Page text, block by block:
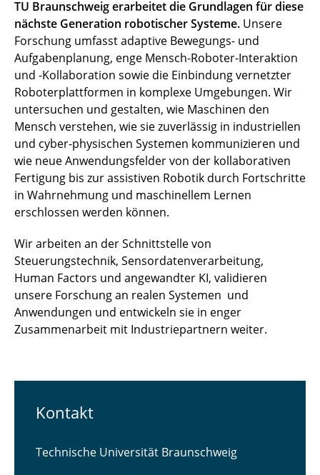
TU Braunschweig erarbeitet die Grundlagen für diese
nächste Generation robotischer Systeme. Unsere
Forschung umfasst adaptive Bewegungs- und
Aufgabenplanung, enge Mensch-Roboter-Interaktion
und -Kollaboration sowie die Einbindung vernetzter
Roboterplattformen in komplexe Umgebungen. Wir
untersuchen und gestalten, wie Maschinen den
Mensch verstehen, wie sie zuverlässig in industriellen
und cyber-physischen Systemen kommunizieren und
wie neue Anwendungsfelder von der kollaborativen
Fertigung bis zur assistiven Robotik durch Fortschritte
in Wahrnehmung und maschinellem Lernen
erschlossen werden können.
Wir arbeiten an der Schnittstelle von
Steuerungstechnik, Sensordatenverarbeitung,
Human Factors und angewandter KI, validieren
unsere Forschung an realen Systemen und
Anwendungen und entwickeln sie in enger
Zusammenarbeit mit Industriepartnern weiter.
Kontakt
Technische Universität Braunschweig